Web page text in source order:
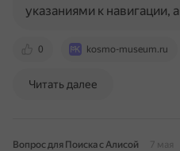
0 kosmo-museum.ru
указаниями к навигации,
Читать далее
Вопрос для Поиска с Алисой
7 мая